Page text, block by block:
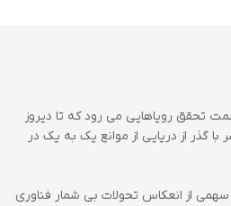
تحقق رویاهایی می رود که تا دیروز
گذر از دریایی از موانع یک به یک در
از انعکاس تحولات بی شمار فناوری